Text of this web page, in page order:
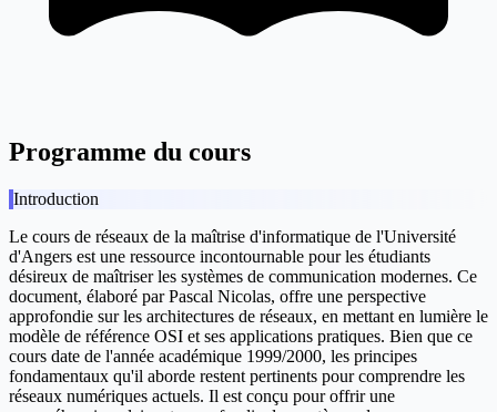
Programme du cours
Introduction
Le cours de réseaux de la maîtrise d'informatique de l'Université
d'Angers est une ressource incontournable pour les étudiants
désireux de maîtriser les systèmes de communication modernes. Ce
document, élaboré par Pascal Nicolas, offre une perspective
approfondie sur les architectures de réseaux, en mettant en lumière le
modèle de référence OSI et ses applications pratiques. Bien que ce
cours date de l'année académique 1999/2000, les principes
fondamentaux qu'il aborde restent pertinents pour comprendre les
réseaux numériques actuels. Il est conçu pour offrir une